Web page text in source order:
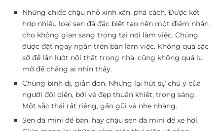
Những chiếc chậu nhỏ xinh xắn, phá cách. Được kết
hợp nhiều loại sen đá đặc biệt tạo nên một điểm nhấn
cho không gian sang trọng tại nơi làm việc. Chúng
được đặt ngay ngắn trên bàn làm việc. Không quá sặc
sỡ để lấn lướt nội thất trong nhà, cũng không quá lu
mờ để chẳng ai nhìn thấy.
Chúng bình dị, giản đơn. Nhưng lại hút sự chú ý của
người đối diện, bởi vẻ đẹp thuần khiết, trong sáng.
Một sắc thái rất riêng, gần gũi và nhẹ nhàng.
Sen đá mini để bàn, hay chậu sen đá mini để xe hơi.